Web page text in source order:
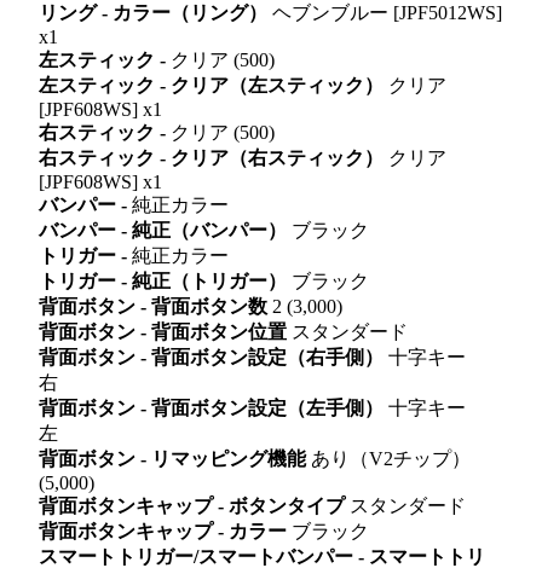
リング - カラー（リング）
ヘブンブルー [JPF5012WS]
x1
左スティック - クリア (500)
左スティック - クリア（左スティック）
クリア
[JPF608WS] x1
右スティック - クリア (500)
右スティック - クリア（右スティック）
クリア
[JPF608WS] x1
バンパー - 純正カラー
バンパー - 純正（バンパー）
ブラック
トリガー - 純正カラー
トリガー - 純正（トリガー）
ブラック
背面ボタン - 背面ボタン数 2 (3,000)
背面ボタン - 背面ボタン位置 スタンダード
背面ボタン - 背面ボタン設定（右手側）
十字キー
右
背面ボタン - 背面ボタン設定（左手側）
十字キー
左
背面ボタン - リマッピング機能あり（V2チップ）
(5,000)
背面ボタンキャップ - ボタンタイプスタンダード
背面ボタンキャップ - カラー ブラック
スマートトリガー/スマートバンパー - スマートトリ